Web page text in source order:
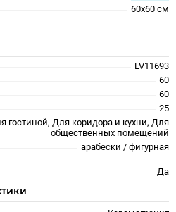
60x60 см
LV11693
60
60
25
гостиной, Для коридора и кухни, Для
общественных помещений
арабески / фигурная
Да